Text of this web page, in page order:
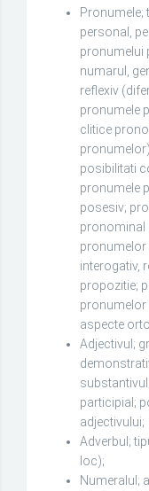
Pronumele;
personal,
pronumelui
numarul,
reflexiv
pronumele
clitice
posibilitati
pronumele
posesiv;
pronominal
pronumelor
interogativ,
propozitie;
pronumelor
aspecte
Adjectivul;
participial;
adjectivului;
Adverbul;
loc);
Numeralul;